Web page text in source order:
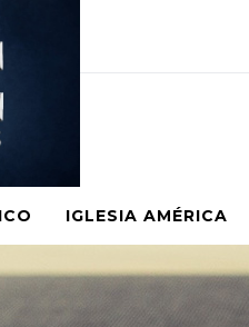
IGLESIA AMÉRICA